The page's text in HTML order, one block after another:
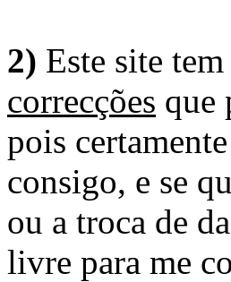
2) Este site
correcções que
pois
consigo, e se
ou a troca de
livre para me